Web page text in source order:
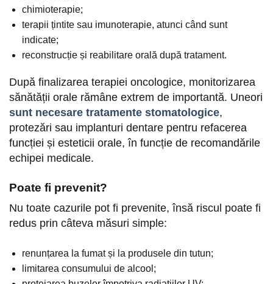
chimioterapie;
terapii țintite sau imunoterapie, atunci când sunt
indicate;
reconstrucție și reabilitare orală după tratament.
După finalizarea terapiei oncologice, monitorizarea
sănătății orale rămâne extrem de importantă. Uneori
sunt necesare tratamente stomatologice,
protezări sau implanturi dentare pentru refacerea
funcției și esteticii orale, în funcție de recomandările
echipei medicale.
Poate fi prevenit?
Nu toate cazurile pot fi prevenite, însă riscul poate fi
redus prin câteva măsuri simple:
renunțarea la fumat și la produsele din tutun;
limitarea consumului de alcool;